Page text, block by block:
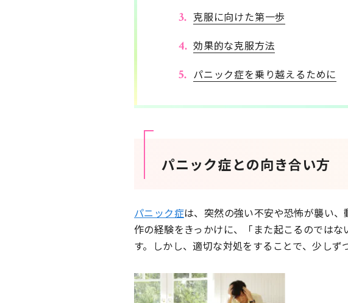
克服に向けた第一歩
効果的な克服方法
パニック症を乗り越えるために
パニック症との向き合い方
パニック症は、突然の強い不安や恐怖が襲い
作の経験をきっかけに、「また起こるのでは
す。しかし、適切な対処をすることで、少しず